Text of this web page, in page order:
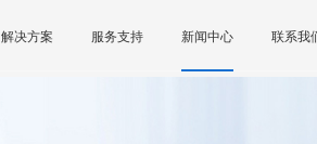
解决方案 服务支持 新闻中心 联系我